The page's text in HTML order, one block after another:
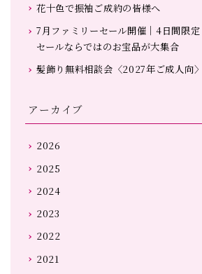
花十色で振袖ご成約の皆様へ
7月ファミリーセール開催｜4日間限
セールならではのお宝品が大集合
髪飾り無料相談会〈2027年ご成人向〉
アーカイブ
2026
2025
2024
2023
2022
2021